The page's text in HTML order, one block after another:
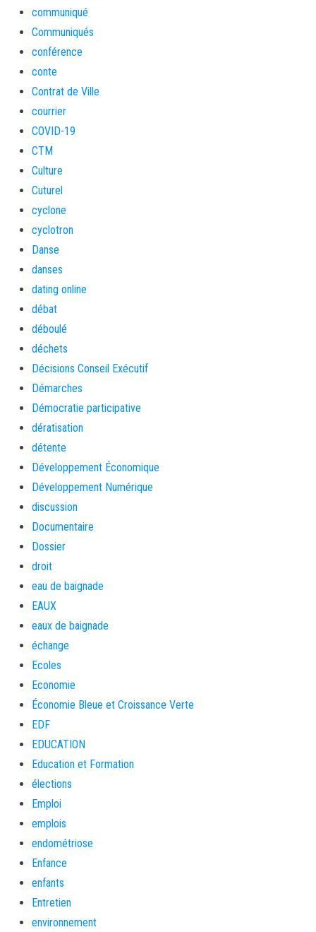
communiqué
Communiqués
conférence
conte
Contrat de Ville
courrier
COVID-19
CTM
Culture
Cuturel
cyclone
cyclotron
Danse
danses
dating online
débat
déboulé
déchets
Décisions Conseil Exécutif
Démarches
Démocratie participative
dératisation
détente
Développement Économique
Développement Numérique
discussion
Documentaire
Dossier
droit
eau de baignade
EAUX
eaux de baignade
échange
Ecoles
Economie
Économie Bleue et Croissance Verte
EDF
EDUCATION
Education et Formation
élections
Emploi
emplois
endométriose
Enfance
enfants
Entretien
environnement